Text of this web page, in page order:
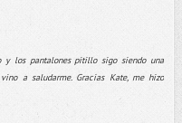
los pantalones pitillo sigo siendo una
a saludarme. Gracias Kate, me hizo